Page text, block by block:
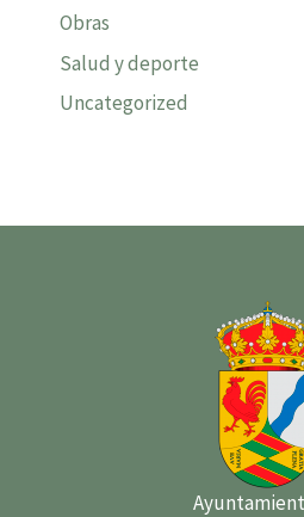
Obras
Salud y deporte
Uncategorized